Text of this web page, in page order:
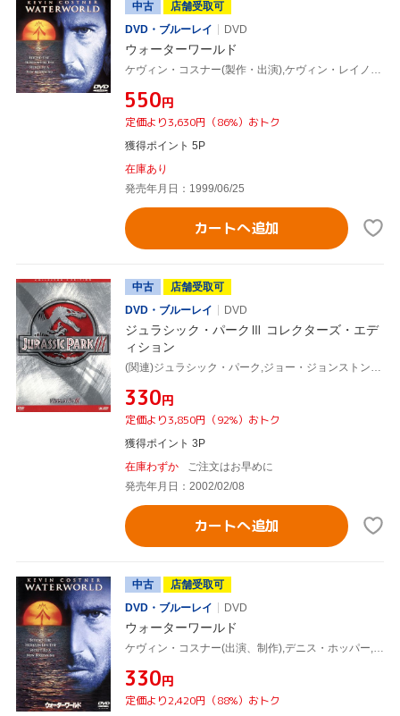
中古
店舗受取可
DVD・ブルーレイ
DVD
ウォーターワールド
¥550円
定価より3,630円（86%）おトク
獲得ポイント 5P
在庫あり
発売年月日：1999/06/25
カートへ追加
中古
店舗受取可
DVD・ブルーレイ
DVD
ジュラシック・パークⅢ コレクターズ・エデ
ィション
¥330円
定価より3,850円（92%）おトク
獲得ポイント 3P
在庫わずか
ご注文はお早めに
発売年月日：2002/02/08
カートへ追加
中古
店舗受取可
DVD・ブルーレイ
DVD
ウォーターワールド
¥330円
定価より2,420円（88%）おトク